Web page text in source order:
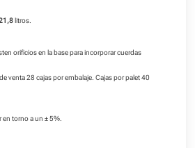
litros.
orificios en la base para incorporar cuerdas
venta 28 cajas por embalaje. Cajas por palet 40
torno a un ± 5%.